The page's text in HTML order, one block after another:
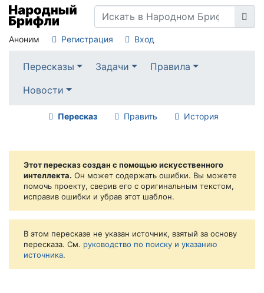
Аноним Регистрация Вход
Пересказы Задачи
Правила
Новости
Пересказ Править История
Этот пересказ создан с помощью искусственного
интеллекта. Он может содержать ошибки. Вы можете
помочь проекту, сверив его с оригинальным текстом,
исправив ошибки и убрав этот шаблон.
В этом пересказе не указан источник, взятый за основу
пересказа. См. руководство по поиску и указанию
источника.